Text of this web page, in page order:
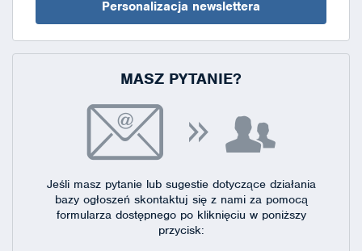
Personalizacja newslettera
MASZ PYTANIE?
Jeśli masz pytanie lub sugestie dotyczące działania
bazy ogłoszeń skontaktuj się z nami za pomocą
formularza dostępnegopo kliknięciu w poniższy
przycisk: